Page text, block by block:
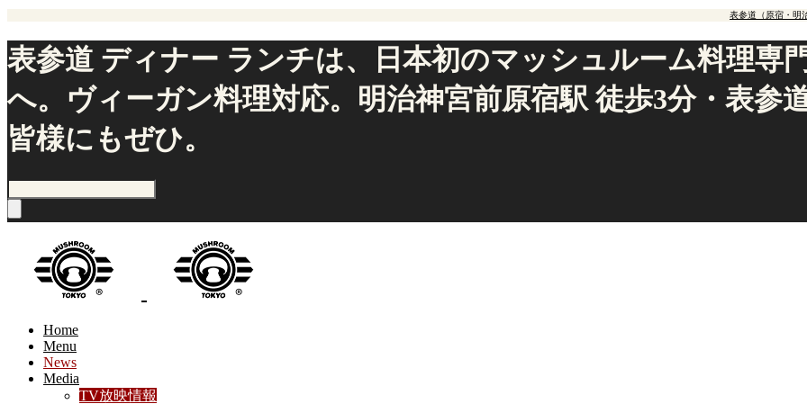
表参道（原宿・明
表参道 ディナー ランチは、日本初のマッシュルーム料理専
へ。ヴィーガン料理対応。明治神宮前原宿駅 徒歩3分・表参
皆様にもぜひ。
Home
Menu
News
Media
TV放映情報